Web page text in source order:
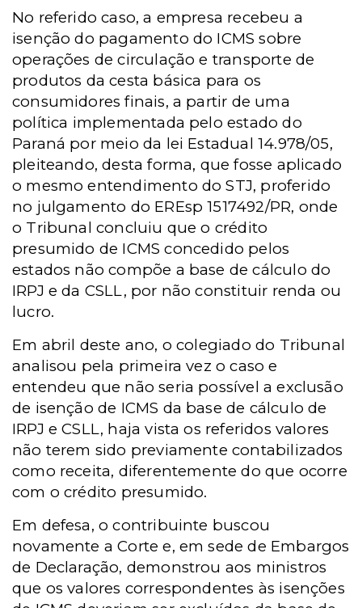
No referido caso, a empresa recebeu a
isenção do pagamento do ICMS sobre
operações de circulação e transporte de
produtos da cesta básica para os
consumidores finais, a partir de uma
política implementada pelo estado do
Paraná por meio da lei Estadual 14.978/05,
pleiteando, desta forma, que fosse aplicado
o mesmo entendimento do STJ, proferido
no julgamento do EREsp 1517492/PR, onde
o Tribunal concluiu que o crédito
presumido de ICMS concedido pelos
estados não compõe a base de cálculo do
IRPJ e da CSLL, por não constituir renda ou
lucro.
Em abril deste ano, o colegiado do Tribunal
analisou pela primeira vez o caso e
entendeu que não seria possível a exclusão
de isenção de ICMS da base de cálculo de
IRPJ e CSLL, haja vista os referidos valores
não terem sido previamente contabilizados
como receita, diferentemente do que ocorre
com o crédito presumido.
Em defesa, o contribuinte buscou
novamente a Corte e, em sede de Embargos
de Declaração, demonstrou aos ministros
que os valores correspondentes às isenções